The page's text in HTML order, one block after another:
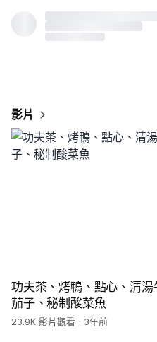
影片
功夫茶、烤鴨、點心、清
茄子、秘制酸菜魚
23.9K 影片觀看 3年前